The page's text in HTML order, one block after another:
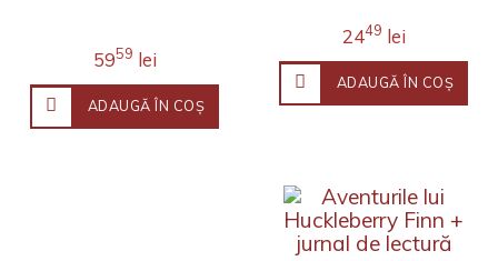
5959 lei
ADAUGĂ ÎN COŞ
2449 lei
ADAUGĂ ÎN COŞ